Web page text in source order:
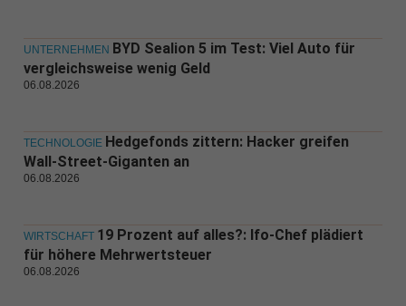
UNTERNEHMEN BYD Sealion 5 im Test: Viel Auto für
vergleichsweise wenig Geld
06.08.2026
TECHNOLOGIE Hedgefonds zittern: Hacker greifen
Wall-Street-Giganten an
06.08.2026
WIRTSCHAFT 19 Prozent auf alles?: Ifo-Chef plädiert
für höhere Mehrwertsteuer
06.08.2026